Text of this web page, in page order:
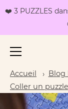
Passer
contenu
❤️ 3 PUZZLES
Accueil
Blog
Coller un